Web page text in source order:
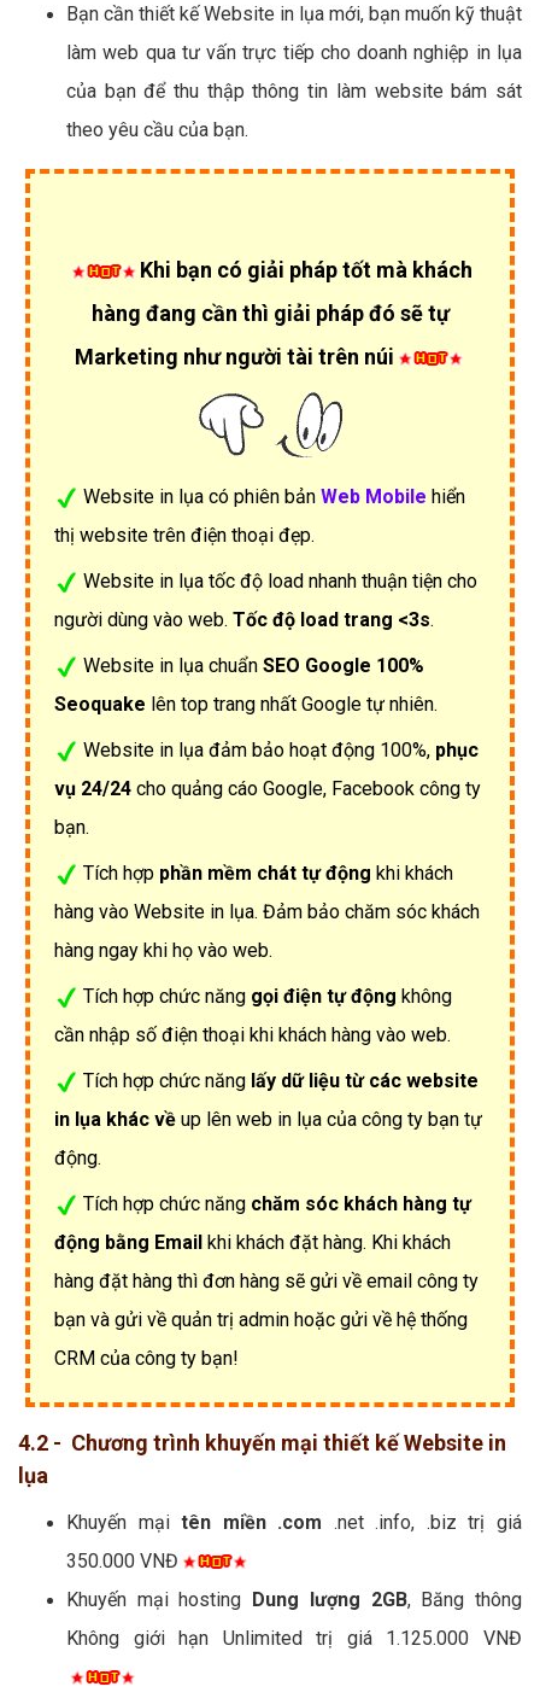
Bạn cần thiết kế Website in lụa mới, bạn muốn kỹ thuật
làm web qua tư vấn trực tiếp cho doanh nghiệp in lụa
của bạn để thu thập thông tin làm website bám sát
theo yêu cầu của bạn.
Khi bạn có giải pháp tốt mà khách
hàng đang cần thì giải pháp đó sẽ tự
Marketing như người tài trên núi
Website in lụa có phiên bản Web Mobile hiển
thị website trên điện thoại đẹp.
Website in lụa tốc độ load nhanh thuận tiện cho
người dùng vào web. Tốc độ load trang <3s.
Website in lụa chuẩn SEO Google 100%
Seoquake lên top trang nhất Google tự nhiên.
Website in lụa đảm bảo hoạt động 100%, phục
vụ 24/24 cho quảng cáo Google, Facebook công ty
bạn.
Tích hợp phần mềm chát tự động khi khách
hàng vào Website in lụa. Đảm bảo chăm sóc khách
hàng ngay khi họ vào web.
Tích hợp chức năng gọi điện tự động không
cần nhập số điện thoại khi khách hàng vào web.
Tích hợp chức năng lấy dữ liệu từ các website
in lụa khác về up lên web in lụa của công ty bạn tự
động.
Tích hợp chức năng chăm sóc khách hàng tự
động bằng Email khi khách đặt hàng. Khi khách
hàng đặt hàng thì đơn hàng sẽ gửi về email công ty
bạn và gửi về quản trị admin hoặc gửi về hệ thống
CRM của công ty bạn!
4.2 - Chương trình khuyến mại thiết kế Website in
lụa
Khuyến mạitên miền .com .net .info, .biz trị giá
350.000 VNĐ
Khuyến mại hosting Dung lượng 2GB, Băng thông
Không giới hạn Unlimited trị giá 1.125.000 VNĐ